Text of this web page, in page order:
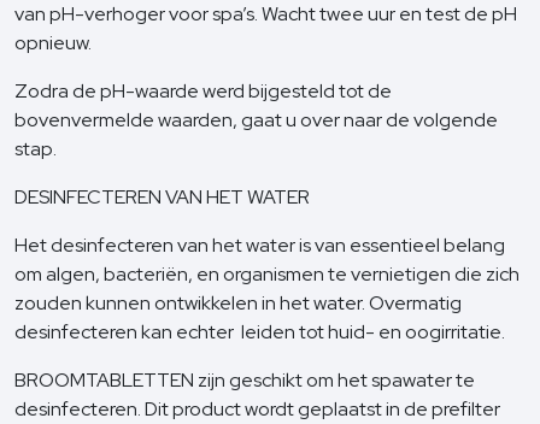
van pH-verhoger voor spa’s. Wacht twee uur en test de pH
opnieuw.
Zodra de pH-waarde werd bijgesteld tot de
bovenvermelde waarden, gaat u over naar de volgende
stap.
DESINFECTEREN VAN HET WATER
Het desinfecteren van het water is van essentieel belang
om algen, bacteriën, en organismen te vernietigen die zich
zouden kunnen ontwikkelen in het water. Overmatig
desinfecteren kan echter leiden tot huid- en oogirritatie.
BROOMTABLETTEN zijn geschikt om het spawater te
desinfecteren. Dit product wordt geplaatst in de prefilter